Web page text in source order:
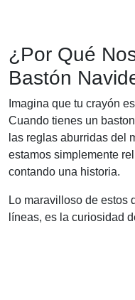
¿Por Qué
Bastón
Imagina que tu crayón
Cuando tienes un
las reglas aburridas del
estamos simplemente
contando una historia.
Lo maravilloso de estos
líneas, es la curiosidad